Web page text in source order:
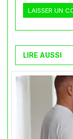
LIRE AUSSI